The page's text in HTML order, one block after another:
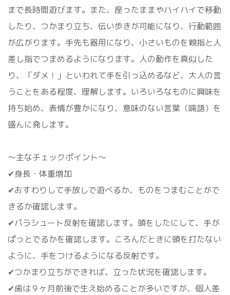
まで長時間遊びます。また、座ったままやハイハイで移動
したり、つかまり立ち、伝い歩きが可能になり、行動範囲
が広がります。手先も器用になり、小さいものを親指と人
差し指でつまめるようになります。人の動作を真似した
り、「ダメ！」といわれて手を引っ込めるなど、大人の言
うことをある程度、理解します。いろいろなものに興味を
持ち始め、表情が豊かになり、意味のない言葉（喃語）を
盛んに発します。
〜主なチェックポイント〜
✔身長・体重増加
✔おすわりして手放しで遊べるか、ものをつまむことがで
きるか確認します。
✔パラシュート反射を確認します。頭をしたにして、手が
ぱっとでるかを確認します。ころんだときに頭を打たない
ように、手をつけるようになる反射です。
✔つかまり立ちができれば、立った状況を確認します。
✔歯は９ヶ月前後で生え始めることが多いですが、個人差